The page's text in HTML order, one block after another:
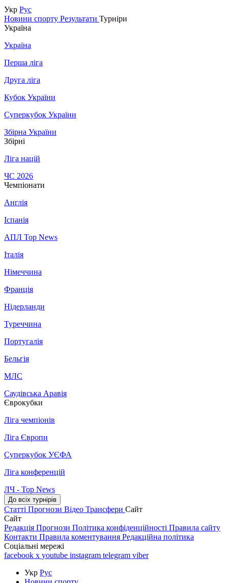
Укр Рус
Новини спорту Результати Турніри
Україна
Україна
Перша ліга
Друга ліга
Кубок України
Суперкубок України
Збірна України
Збірні
Ліга націй
ЧС 2026
Чемпіонати
Англія
Іспанія
АПЛ Top News
Італія
Німеччина
Франція
Нідерланди
Туреччина
Португалія
Бельгія
МЛС
Саудівська Аравія
Єврокубки
Ліга чемпіонів
Ліга Європи
Суперкубок УЄФА
Ліга конференцій
ЛЧ - Top News
До всіх турнірів
Статті Прогнози Відео Трансфери Сайт
Сайт
Редакція Прогнози Політика конфіденційності Правила сайту
Контакти Правила коментування Редакційна політика
Соціальні мережі
facebook x youtube instagram telegram viber
Укр Рус